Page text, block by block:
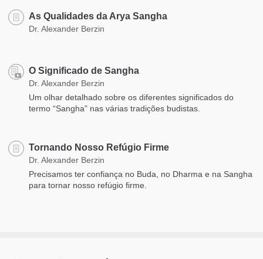
As Qualidades da Arya Sangha
Dr. Alexander Berzin
O Significado de Sangha
Dr. Alexander Berzin
Um olhar detalhado sobre os diferentes significados do
termo “Sangha” nas várias tradições budistas.
Tornando Nosso Refúgio Firme
Dr. Alexander Berzin
Precisamos ter confiança no Buda, no Dharma e na Sangha
para tornar nosso refúgio firme.